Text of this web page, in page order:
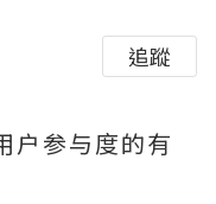
追蹤
户参与度的有